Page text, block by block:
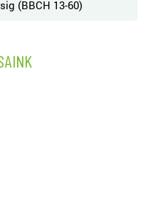
(BBCH 13-60)